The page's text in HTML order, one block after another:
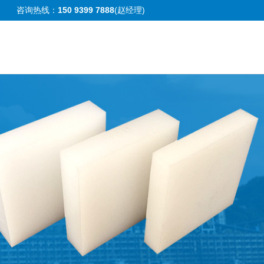
咨询热线： 150 9399 7888(赵经理)